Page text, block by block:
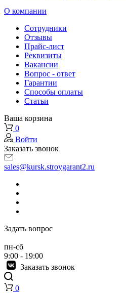
О компании
Сотрудники
Отзывы
Прайс-лист
Реквизиты
Вакансии
Вопрос - ответ
Гарантии
Способы оплаты
Статьи
Ваша корзина
0
Войти
Заказать звонок
sales@kursk.stroygarant2.ru
Задать вопрос
пн-сб
9:00 - 19:00
Заказать звонок
0